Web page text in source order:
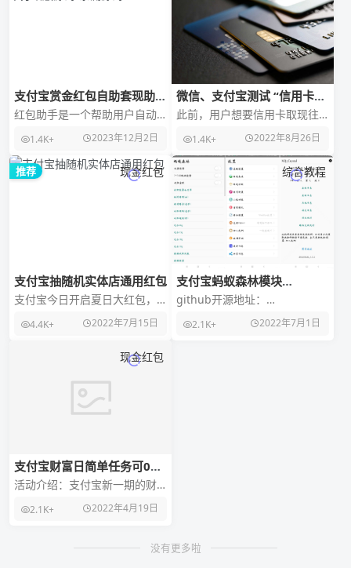
支付宝赏金红包自助套现助手
带分站版源码-亲测源码
红包助手是一个帮助用户自动
手。您只需要准备好单笔转账
到支付宝接口（企业）以
1.4K+ 2023年12月2日
微信、支付宝测试 “信用卡取
现”功能：仅能提现到本人银
行卡，限日常消费
此前，用户想要信用卡取现往
台，如今，用户可以在网上完
成这一操作。据上
1.4K+ 2022年8月26日
推荐 现金红包
支付宝抽随机实体店通用红包
支付宝今日开启夏日大红包，
起来，任意消费抵扣，中国石
4.4K+ 2022年7月15日
综合教程
支付宝蚂蚁森林模块
XQ_Crystal_1.5.2
github开源地址：
291/XQuickEne
2.1K+ 2022年7月1日
现金红包
支付宝财富日简单任务可0撸
实物、2元支付宝红包
活动介绍：支付宝新一期的财
与方式类似，通过打开支付宝
2.1K+ 2022年4月19日
没有更多啦